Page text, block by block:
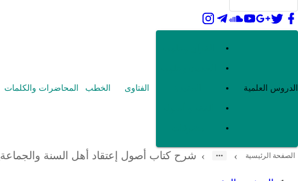
الدروس العلمية الفتاوى الخطب المحاضرات والكلمات
الصفحة الرئيسية ›
› شرح كتاب أصول إعتقاد أهل السنة والجماعة_3